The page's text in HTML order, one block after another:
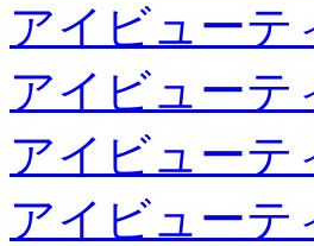
アイビューテ
アイビューテ
アイビューテ
アイビューテ